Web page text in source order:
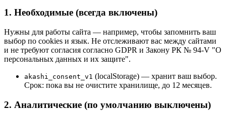
1. Необходимые (всегда включены)
Нужны для работы сайта — например, чтобы запомнить ваш
выбор по cookies и язык. Не отслеживают вас между сайтами
и не требуют согласия согласно GDPR и Закону РК № 94-V "О
персональных данных и их защите".
akashi_consent_v1 (localStorage) — хранит ваш выбор.
Срок: пока вы не очистите хранилище, до 12 месяцев.
2. Аналитические (по умолчанию выключены)